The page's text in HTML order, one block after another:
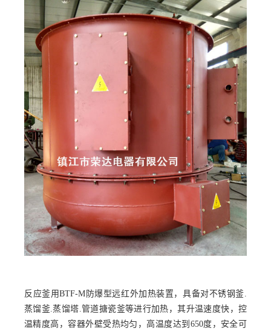
反应釜用BTF-M防爆型远红外加热装置，具备对不锈钢釜.
蒸馏釜.蒸馏塔.管道搪瓷釜等进行加热，其升温速度快，控
温精度高，容器外壁受热均匀，高温度达到650度，安全可